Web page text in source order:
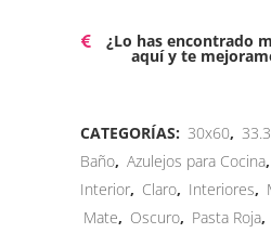
¿Lo has encontrado
aquí y te
CATEGORÍAS: 30x60,
Baño, Azulejos para Cocina,
Interior, Claro, Interiores,
Mate, Oscuro, Pasta Roja,